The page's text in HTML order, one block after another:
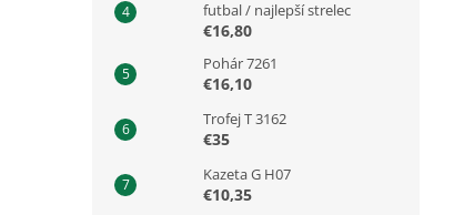
futbal / najlepší strelec
€16,80
Pohár 7261
€16,10
Trofej T 3162
€35
Kazeta G H07
€10,35